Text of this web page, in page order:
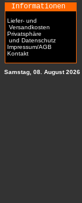
Informationen
Liefer- und
Versandkosten
Privatsphäre
und Datenschutz
Impressum/AGB
Kontakt
Samstag, 08. August 2026